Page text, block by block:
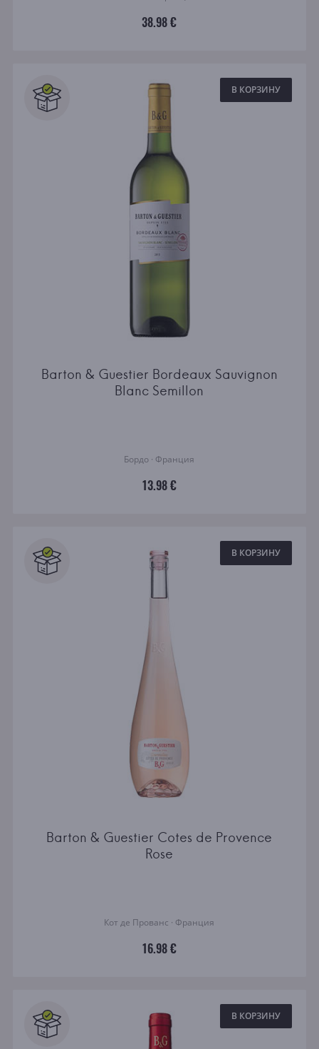
38.98 €
В КОРЗИНУ
Barton & Guestier Bordeaux Sauvignon
Blanc Semillon
Бордо · Франция
13.98 €
В КОРЗИНУ
Barton & Guestier Cotes de Provence
Rose
Кот де Прованс · Франция
16.98 €
В КОРЗИНУ